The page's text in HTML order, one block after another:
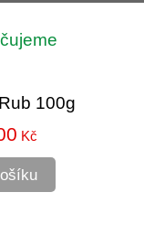
100g
Kč